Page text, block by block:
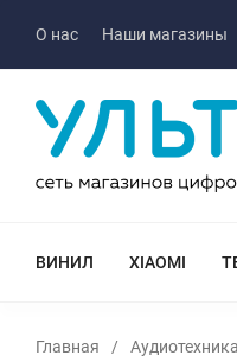
О нас Наши магазины
ВИНИЛ XIAOMI
Главная / Аудиотехника